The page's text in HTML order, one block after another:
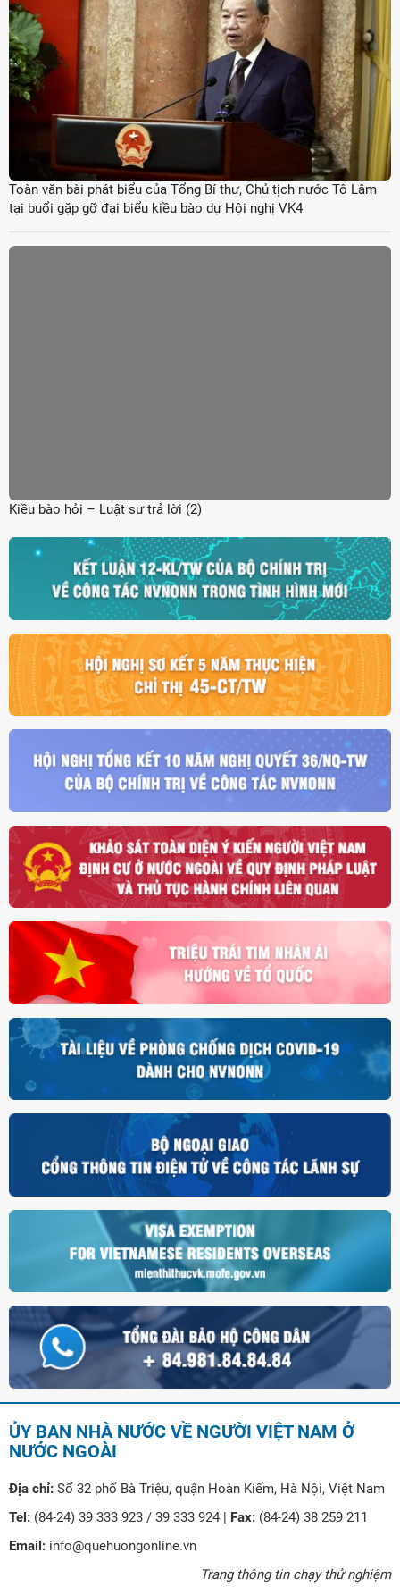
Toàn văn bài phát biểu của Tổng Bí thư, Chủ tịch nước Tô Lâm
tại buổi gặp gỡ đại biểu kiều bào dự Hội nghị VK4
Kiều bào hỏi – Luật sư trả lời (2)
ỦY BAN NHÀ NƯỚC VỀ NGƯỜI VIỆT NAM Ở
NƯỚC NGOÀI
Địa chỉ: Số 32 phố Bà Triệu, quận Hoàn Kiếm, Hà Nội, Việt Nam
Tel: (84-24) 39 333 923 / 39 333 924 | Fax: (84-24) 38 259 211
Email: info@quehuongonline.vn
Trang thông tin chạy thử nghiệm